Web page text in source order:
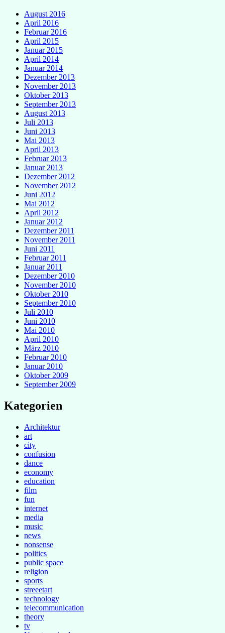
August 2016
April 2016
Februar 2016
April 2015
Januar 2015
April 2014
Januar 2014
Dezember 2013
November 2013
Oktober 2013
September 2013
August 2013
Juli 2013
Juni 2013
Mai 2013
April 2013
Februar 2013
Januar 2013
Dezember 2012
November 2012
Juni 2012
Mai 2012
April 2012
Januar 2012
Dezember 2011
November 2011
Juni 2011
Februar 2011
Januar 2011
Dezember 2010
November 2010
Oktober 2010
September 2010
Juli 2010
Juni 2010
Mai 2010
April 2010
März 2010
Februar 2010
Januar 2010
Oktober 2009
September 2009
Kategorien
Architektur
art
city
confusion
dance
economy
education
film
fun
internet
media
music
news
nonsense
politics
public space
religion
sports
streeetart
technology
telecommunication
theory
tv